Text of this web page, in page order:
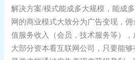
解决方案/模式能成多大规模，能成
网的商业模式大致分为广告变现，
值服务收入（会员，技术服务等），
大部分资本看互联网公司，只要能够